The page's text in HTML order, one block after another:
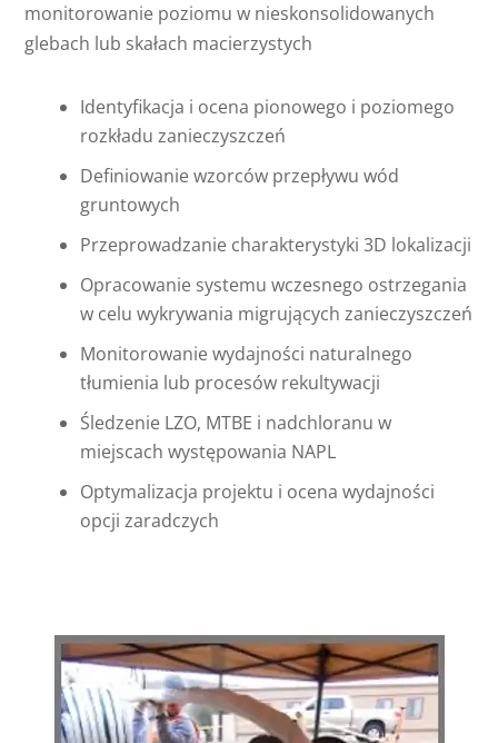
monitorowanie poziomu w nieskonsolidowanych
glebach lub skałach macierzystych
Identyfikacja i ocena pionowego i poziomego
rozkładu zanieczyszczeń
Definiowanie wzorców przepływu wód
gruntowych
Przeprowadzanie charakterystyki 3D lokalizacji
Opracowanie systemu wczesnego ostrzegania
w celu wykrywania migrujących zanieczyszczeń
Monitorowanie wydajności naturalnego
tłumienia lub procesów rekultywacji
Śledzenie LZO, MTBE i nadchloranu w
miejscach występowania NAPL
Optymalizacja projektu i ocena wydajności
opcji zaradczych